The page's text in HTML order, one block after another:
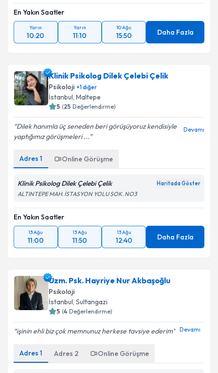
En Yakın Saatler
Yarın
10:20
Yarın
11:10
10 Ağu
15:50 Daha Fazla
Klinik Psikolog Dilek Çelebi Çelik
Psikoloji +1diğer
İstanbul, Maltepe
5 (25 Değerlendirme)
Dilek hanımla üç seneden beri görüşüyoruz kendisiyle
yaptığımız görüşmeleri ...
Devamı
Adres 1 Online Görüşme
Klinik Psikolog Dilek Çelebi Çelik Haritada Göster
ALTINTEPE MAH. İSTASYON YOLU SOK. NO3
En Yakın Saatler
13 Ağu
11:00
13 Ağu
11:50
13 Ağu
12:40 Daha Fazla
Uzm. Psk. Hayriye Nur Akbaşoğlu
Psikoloji
İstanbul, Sultangazi
5 (4 Değerlendirme)
işinin ehli biz çok memnunuz herkese tavsiye ederim Devamı
Adres 1 Adres 2 Online Görüşme